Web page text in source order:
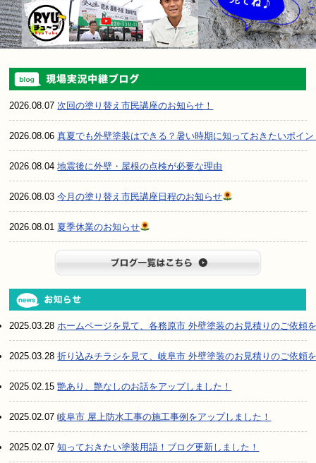
2026.08.07次回の塗り替え市民講座のお知らせ！
2026.08.06真夏でも外壁塗装はできる？暑い時期に知っておきたいポイン
2026.08.04地震後に外壁・屋根の点検が必要な理由
2026.08.03今月の塗り替え市民講座日程のお知らせ
2026.08.01 夏季休業のお知らせ
2025.03.28ホームページを見て、各務原市 外壁塗装のお見積りのご依頼
2025.03.28折り込みチラシを見て、岐阜市 外壁塗装のお見積りのご依頼
2025.02.15艶あり、艶なしのお話をアップしました！
2025.02.07岐阜市 屋上防水工事の施工事例をアップしました！
2025.02.07知っておきたい塗装用語！ブログ更新しました！